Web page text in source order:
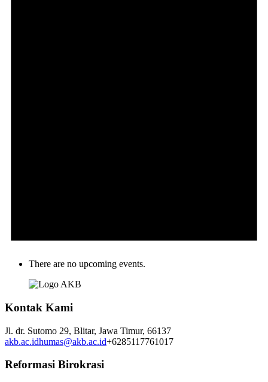
There are no upcoming events.
Kontak Kami
Jl. dr. Sutomo 29, Blitar, Jawa Timur, 66137
akb.ac.idhumas@akb.ac.id+6285117761017
Reformasi Birokrasi